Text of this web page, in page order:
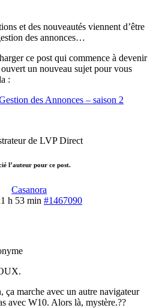
et des nouveautés viennent d’être
des annonces…
ce post qui commence à devenir
un nouveau sujet pour vous
:
des Annonces – saison 2
de LVP Direct
l’auteur pour ce post.
Casanora
h 53 min #1467090
ça marche avec un autre navigateur
avec W10. Alors là, mystère.??